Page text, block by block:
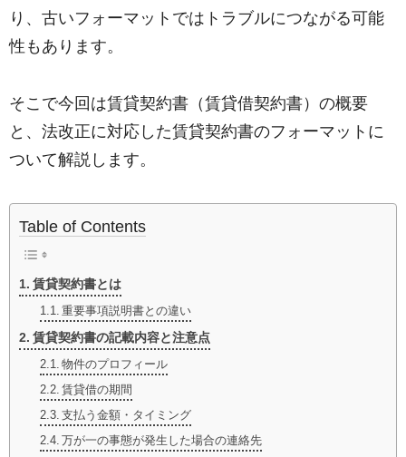
り、古いフォーマットではトラブルにつながる可能
性もあります。
そこで今回は賃貸契約書（賃貸借契約書）の概要
と、法改正に対応した賃貸契約書のフォーマットに
ついて解説します。
Table of Contents
賃貸契約書とは
重要事項説明書との違い
賃貸契約書の記載内容と注意点
物件のプロフィール
賃貸借の期間
支払う金額・タイミング
万が一の事態が発生した場合の連絡先